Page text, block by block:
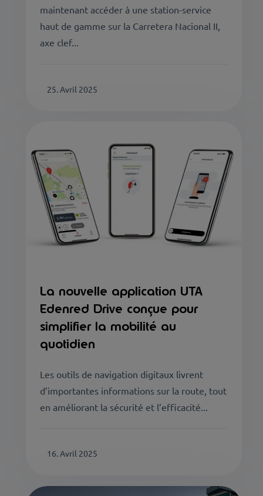
maintenant accéder à une station-service
haut de gamme sur la Carretera Nacional II,
axe clef...
25. Avril 2025
La nouvelle application UTA
Edenred Drive conçue pour
simplifier la mobilité au
quotidien
Les outils de navigation digitaux livrent
d’importantes informations sur la route, tout
en améliorant la sécurité et l’efficacité...
16. Avril 2025